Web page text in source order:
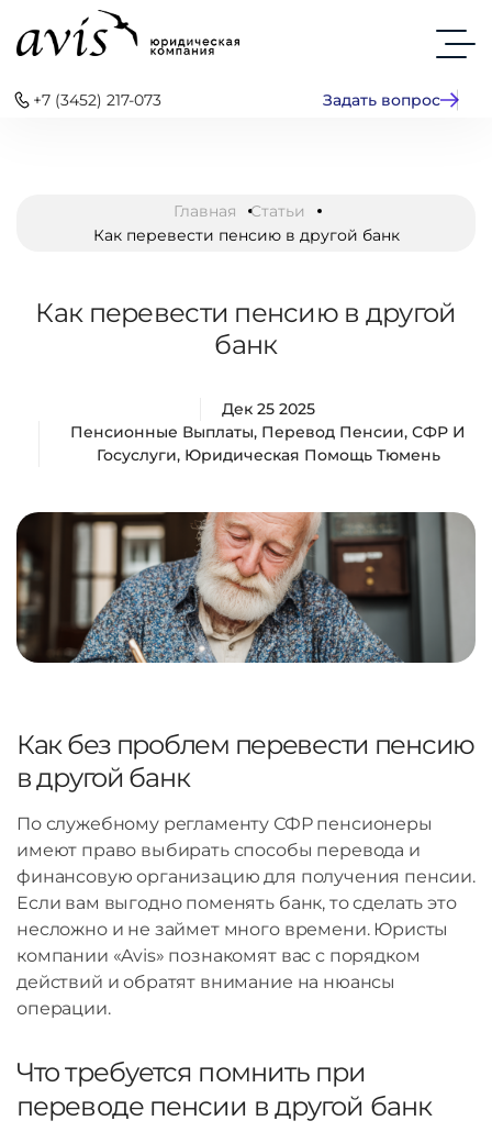
+7 (3452) 217-073 Задать вопрос
Главная
Статьи
Как перевести пенсию в другой банк
Как перевести пенсию в другой
банк
Дек 25 2025
Пенсионные Выплаты, Перевод Пенсии, СФР И
Госуслуги, Юридическая Помощь Тюмень
Как без проблем перевести пенсию
в другой банк
По служебному регламенту СФР пенсионеры
имеют право выбирать способы перевода и
финансовую организацию для получения пенсии.
Если вам выгодно поменять банк, то сделать это
несложно и не займет много времени. Юристы
компании «Avis» познакомят вас с порядком
действий и обратят внимание на нюансы
операции.
Что требуется помнить при
переводе пенсии в другой банк